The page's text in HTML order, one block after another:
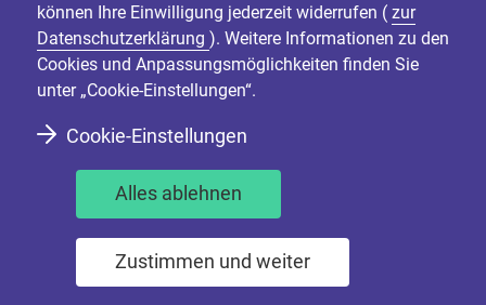
können Ihre Einwilligung jederzeit widerrufen ( zur
Datenschutzerklärung ). Weitere Informationen zu den
Cookies und Anpassungsmöglichkeiten finden Sie
unter „Cookie-Einstellungen“.
Cookie-Einstellungen
Alles ablehnen
Zustimmen und weiter